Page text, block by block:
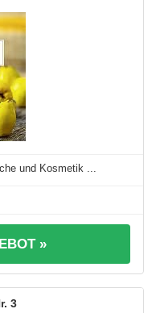
und Kosmetik ...
»
3